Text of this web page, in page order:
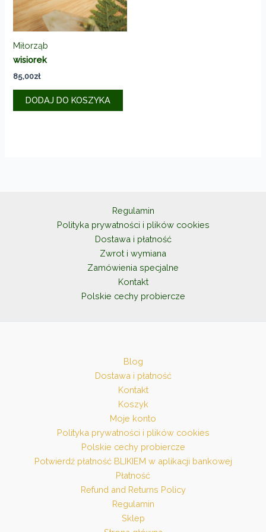
Miłorząb
wisiorek
85,00zł
DODAJ DO KOSZYKA
Regulamin
Polityka prywatności i plików cookies
Dostawa i płatność
Zwrot i wymiana
Zamówienia specjalne
Kontakt
Polskie cechy probiercze
Blog
Dostawa i płatność
Kontakt
Koszyk
Moje konto
Polityka prywatności i plików cookies
Polskie cechy probiercze
Potwierdź płatność BLIKIEM w aplikacji bankowej
Płatność
Refund and Returns Policy
Regulamin
Sklep